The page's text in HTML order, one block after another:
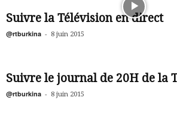
Suivre la Télévision en direct
@rtburkina - 8 juin 2015
Suivre le journal de 20H de la
@rtburkina - 8 juin 2015